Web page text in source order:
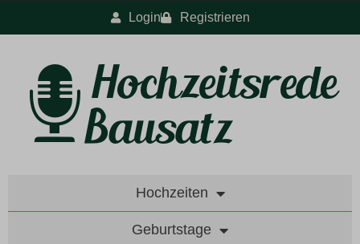
Login Registrieren
Hochzeiten
Geburtstage